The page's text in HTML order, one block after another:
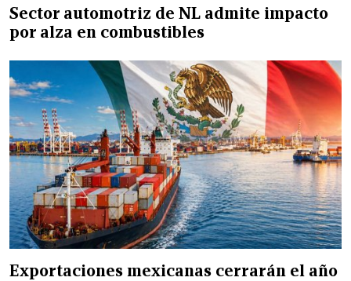
Sector automotriz de NL admite impacto
por alza en combustibles
Exportaciones mexicanas cerrarán el año